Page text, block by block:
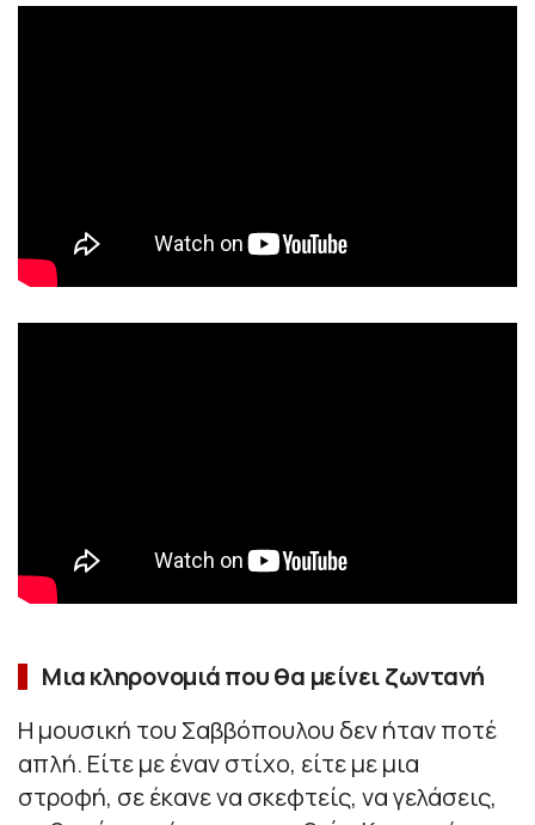
Μια κληρονομιά που θα μείνει ζωντανή
Η μουσική του Σαββόπουλου δεν ήταν ποτέ
απλή. Είτε με έναν στίχο, είτε με μια
στροφή, σε έκανε να σκεφτείς, να γελάσεις,